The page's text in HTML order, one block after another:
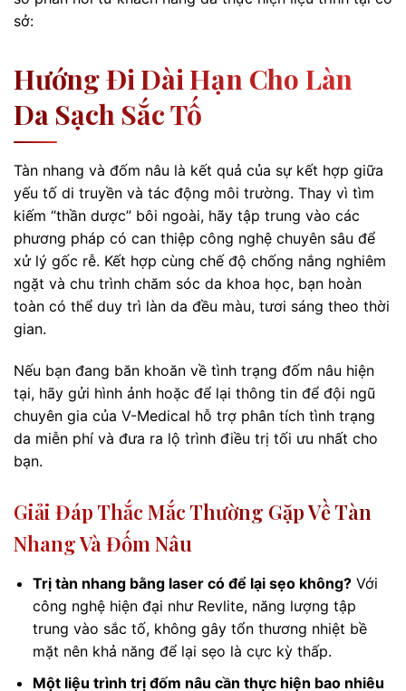
sở:
Hướng Đi Dài Hạn Cho Làn
Da Sạch Sắc Tố
Tàn nhang và đốm nâu là kết quả của sự kết hợp giữa
yếu tố di truyền và tác động môi trường. Thay vì tìm
kiếm “thần dược” bôi ngoài, hãy tập trung vào các
phương pháp có can thiệp công nghệ chuyên sâu để
xử lý gốc rễ. Kết hợp cùng chế độ chống nắng nghiêm
ngặt và chu trình chăm sóc da khoa học, bạn hoàn
toàn có thể duy trì làn da đều màu, tươi sáng theo thời
gian.
Nếu bạn đang băn khoăn về tình trạng đốm nâu hiện
tại, hãy gửi hình ảnh hoặc để lại thông tin để đội ngũ
chuyên gia của V-Medical hỗ trợ phân tích tình trạng
da miễn phí và đưa ra lộ trình điều trị tối ưu nhất cho
bạn.
Giải Đáp Thắc Mắc Thường Gặp Về Tàn
Nhang Và Đốm Nâu
Trị tàn nhang bằng laser có để lại sẹo không?Với
công nghệ hiện đại như Revlite, năng lượng tập
trung vào sắc tố, không gây tổn thương nhiệt bề
mặt nên khả năng để lại sẹo là cực kỳ thấp.
Một liệu trình trị đốm nâu cần thực hiện bao nhiêu